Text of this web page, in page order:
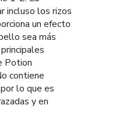
incluso los rizos
un efecto
sea más
Potion
contiene
lo que es
y en